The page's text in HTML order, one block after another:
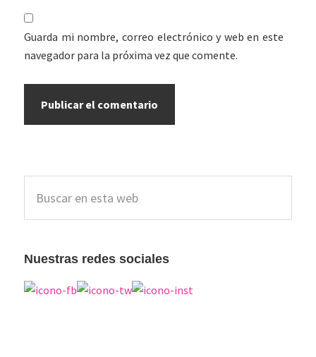
Guarda mi nombre, correo electrónico y web en este
navegador para la próxima vez que comente.
Barra
lateral
esta
Nuestras redes sociales